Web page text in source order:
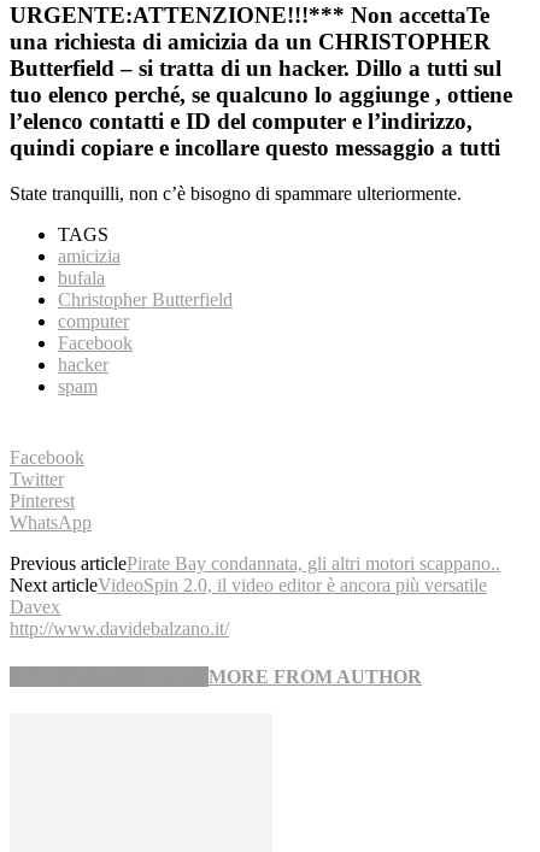
URGENTE:ATTENZIONE!!!*** Non accettaTe
una richiesta di amicizia da un CHRISTOPHER
Butterfield – si tratta di un hacker. Dillo a tutti sul
tuo elenco perché, se qualcuno lo aggiunge , ottiene
l’elenco contatti e ID del computer e l’indirizzo,
quindi copiare e incollare questo messaggio a tutti
State tranquilli, non c’è bisogno di spammare ulteriormente.
TAGS
amicizia
bufala
Christopher Butterfield
computer
Facebook
hacker
spam
Facebook
Twitter
Pinterest
WhatsApp
Previous articlePirate Bay condannata, gli altri motori scappano..
Next articleVideoSpin 2.0, il video editor è ancora più versatile
Davex
http://www.davidebalzano.it/
MORE FROM AUTHOR